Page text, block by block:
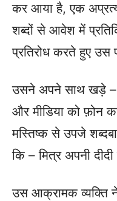
कर आया है, एक
शब्दों से आवेश में
प्रतिरोध करते हुए उस
उसने अपने साथ खड़े –
और मीडिया को फ़ोन
मस्तिष्क से उपजे
कि – मित्र अपनी
उस आक्रामक व्यक्ति